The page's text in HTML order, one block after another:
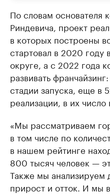
По словам основателя
Риндевича, проект
в которых построены
стартовал в 2020
округе, а с 2022 года
развивать
стадии запуска, еще в
реализации, в их
«Мы рассматриваем
в том числе по
в нашем рейтинге
800 тысяч человек —
Также мы анализируем
прирост и отток. И мы